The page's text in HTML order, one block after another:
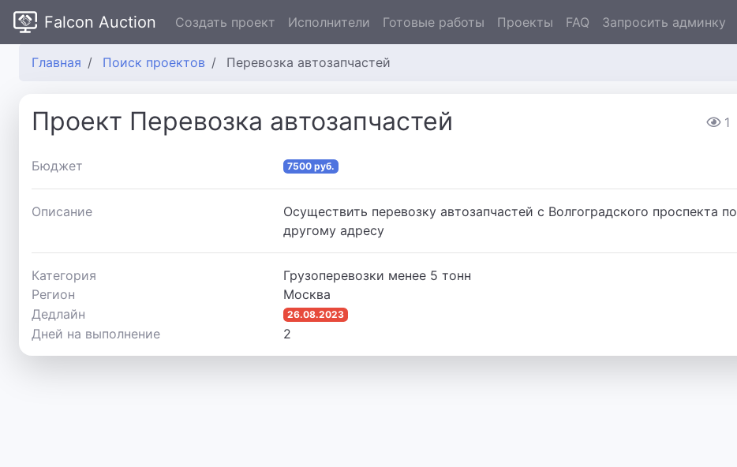
Falcon Auction Создать проект Исполнители Готовые работы Проекты FAQ Запросить админку
Главная Поиск проектов Перевозка автозапчастей
1
Проект Перевозка автозапчастей
Бюджет 7500 руб.
Описание
Осуществить перевозку автозапчастей с Волгоградского проспекта по
другому адресу
Категория
Грузоперевозки менее 5 тонн
Регион
Москва
Дедлайн
26.08.2023
Дней на выполнение 2